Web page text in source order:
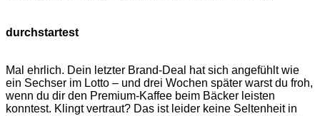
durchstartest
Mal ehrlich. Dein letzter Brand-Deal hat sich angefühlt wie
ein Sechser im Lotto – und drei Wochen später warst du froh,
wenn du dir den Premium-Kaffee beim Bäcker leisten
konntest. Klingt vertraut? Das ist leider keine Seltenheit in